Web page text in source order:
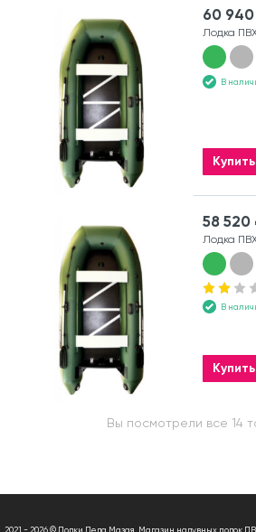
60
Лодка
В
Купить
58 520
Лодка
В
Купить
Вы посмотрели все 14
2021 - 2026 © Лодки Деда Мазая. Магазин надувных лодок